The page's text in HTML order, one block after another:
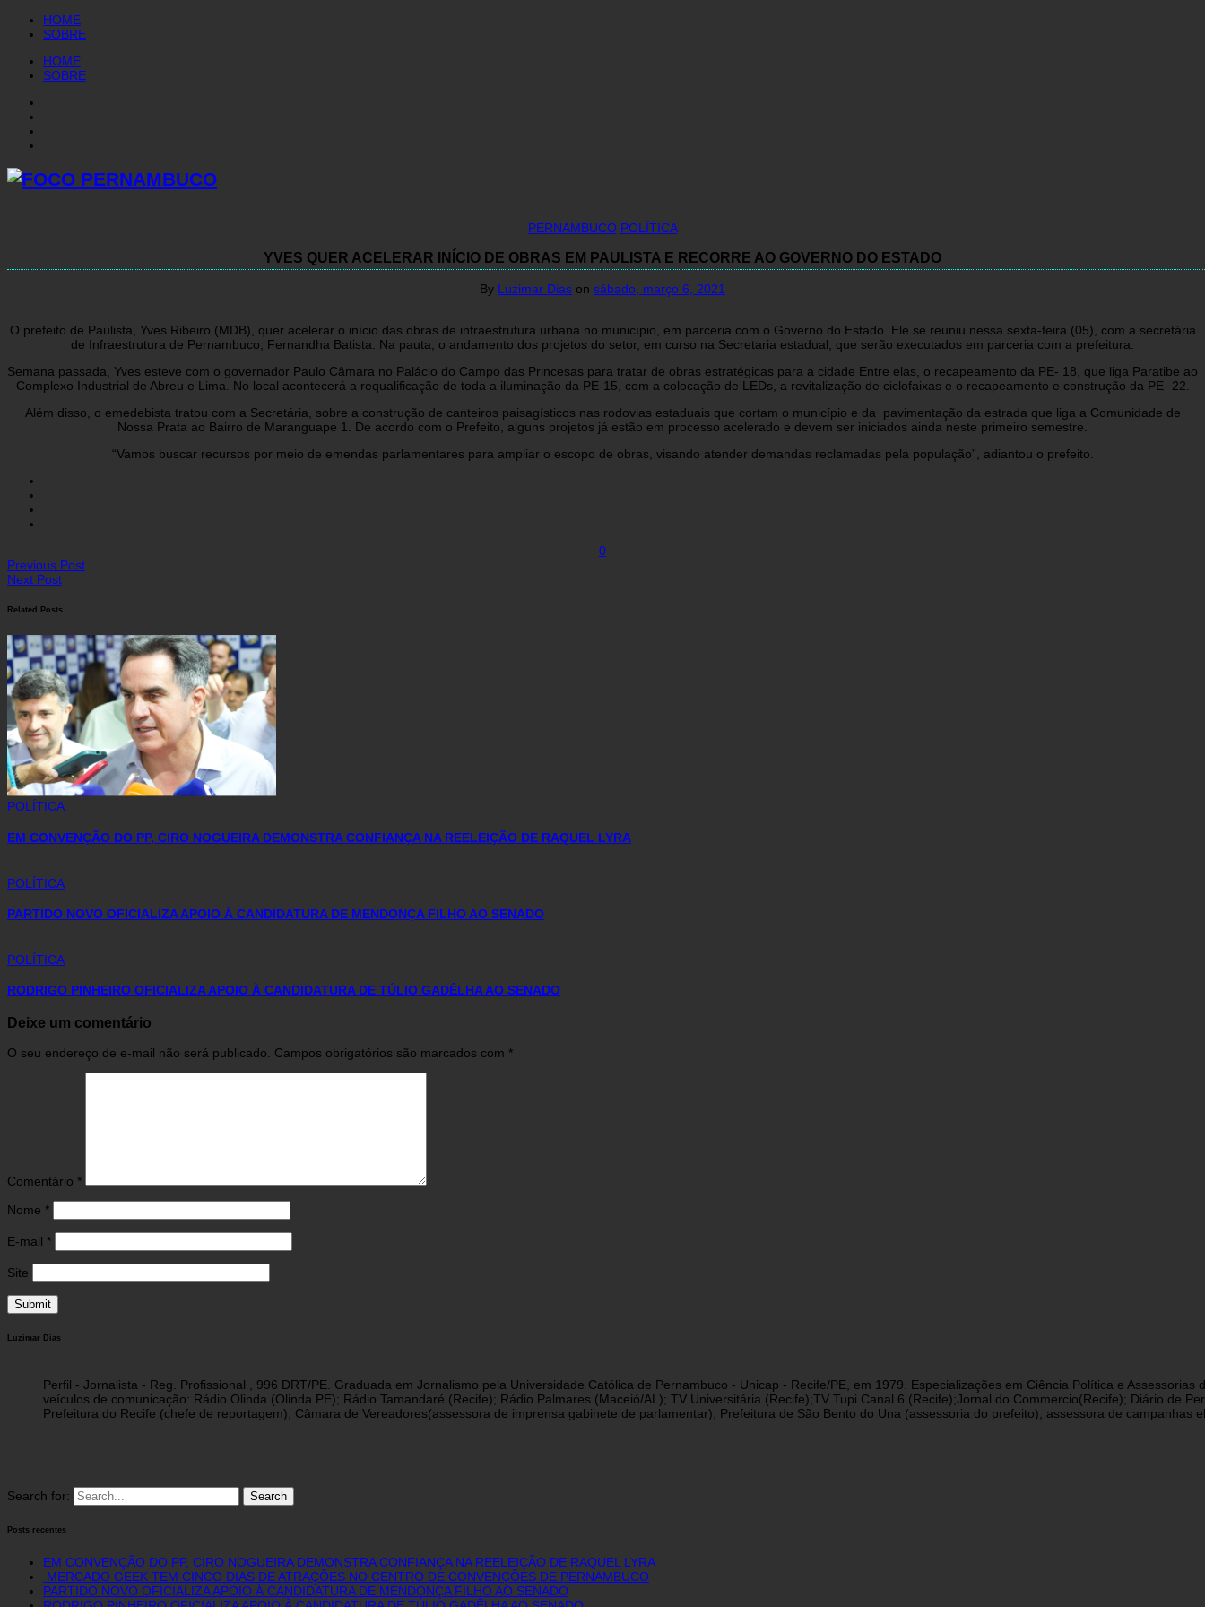
HOME
SOBRE
HOME
SOBRE
PERNAMBUCO POLÍTICA
YVES QUER ACELERAR INÍCIO DE OBRAS EM PAULISTA E RECORRE AO GOVERNO DO ESTADO
By Luzimar Dias on sábado, março 6, 2021
O prefeito de Paulista, Yves Ribeiro (MDB), quer acelerar o início das obras de infraestrutura urbana no município, em parceria com o Governo do Estado. Ele se reuniu nessa sexta-feira (05), com a secretária
de Infraestrutura de Pernambuco, Fernandha Batista. Na pauta, o andamento dos projetos do setor, em curso na Secretaria estadual, que serão executados em parceria com a prefeitura.
Semana passada, Yves esteve com o governador Paulo Câmara no Palácio do Campo das Princesas para tratar de obras estratégicas para a cidade Entre elas, o recapeamento da PE- 18, que liga Paratibe ao
Complexo Industrial de Abreu e Lima. No local acontecerá a requalificação de toda a iluminação da PE-15, com a colocação de LEDs, a revitalização de ciclofaixas e o recapeamento e construção da PE- 22.
Além disso, o emedebista tratou com a Secretária, sobre a construção de canteiros paisagísticos nas rodovias estaduais que cortam o município e da pavimentação da estrada que liga a Comunidade de
Nossa Prata ao Bairro de Maranguape 1. De acordo com o Prefeito, alguns projetos já estão em processo acelerado e devem ser iniciados ainda neste primeiro semestre.
“Vamos buscar recursos por meio de emendas parlamentares para ampliar o escopo de obras, visando atender demandas reclamadas pela população”, adiantou o prefeito.
0
Previous Post
Next Post
Related Posts
POLÍTICA
EM CONVENÇÃO DO PP, CIRO NOGUEIRA DEMONSTRA CONFIANÇA NA REELEIÇÃO DE RAQUEL LYRA
POLÍTICA
PARTIDO NOVO OFICIALIZA APOIO À CANDIDATURA DE MENDONÇA FILHO AO SENADO
POLÍTICA
RODRIGO PINHEIRO OFICIALIZA APOIO À CANDIDATURA DE TÚLIO GADÊLHA AO SENADO
Deixe um comentário
O seu endereço de e-mail não será publicado. Campos obrigatórios são marcados com *
Comentário *
Nome *
E-mail *
Site
Luzimar Dias
Perfil - Jornalista - Reg. Profissional , 996 DRT/PE. Graduada em Jornalismo pela Universidade Católica de Pernambuco - Unicap - Recife/PE, em 1979. Especializações em Ciência Política e
veículos de comunicação: Rádio Olinda (Olinda PE); Rádio Tamandaré (Recife); Rádio Palmares (Maceió/AL); TV Universitária (Recife);TV Tupi Canal 6 (Recife);Jornal do Commercio(Recife); Diário de
Prefeitura do Recife (chefe de reportagem); Câmara de Vereadores(assessora de imprensa gabinete de parlamentar); Prefeitura de São Bento do Una (assessoria do prefeito), assessora de campanhas
Search for:
Posts recentes
EM CONVENÇÃO DO PP, CIRO NOGUEIRA DEMONSTRA CONFIANÇA NA REELEIÇÃO DE RAQUEL LYRA
MERCADO GEEK TEM CINCO DIAS DE ATRAÇÕES NO CENTRO DE CONVENÇÕES DE PERNAMBUCO
PARTIDO NOVO OFICIALIZA APOIO À CANDIDATURA DE MENDONÇA FILHO AO SENADO